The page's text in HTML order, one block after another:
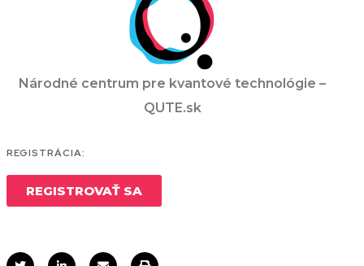
Národné centrum pre kvantové technológie –
QUTE.sk
REGISTRÁCIA:
REGISTROVAŤ SA